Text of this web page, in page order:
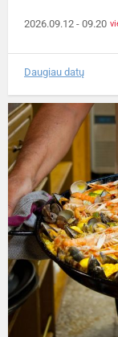
2026.09.12 - 09.20
Daugiau datų